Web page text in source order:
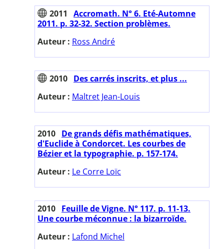
2011
Accromath. N° 6. Eté-Automne
2011. p. 32-32. Section problèmes.
Auteur : Ross André
2010 Des carrés inscrits, et plus ...
Auteur : Maltret Jean-Louis
2010 De grands défis mathématiques,
d'Euclide à Condorcet. Les courbes de
Bézier et la typographie. p. 157-174.
Auteur : Le Corre Loïc
2010 Feuille de Vigne. N° 117. p. 11-13.
Une courbe méconnue : la bizarroïde.
Auteur : Lafond Michel